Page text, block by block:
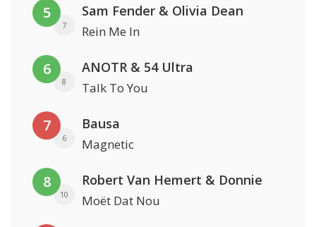
5
7
Sam Fender & Olivia Dean
Rein Me In
6
8
ANOTR & 54 Ultra
Talk To You
7
6
Bausa
Magnetic
8
10
Robert Van Hemert & Donnie
Moët Dat Nou